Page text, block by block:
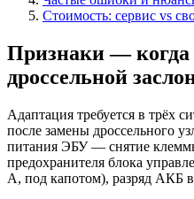
Стоимость: сервис vs
Признаки — когда
дроссельной
Адаптация требуется в трёх
после замены дроссельного
питания ЭБУ — снятие
предохранителя блока
А, под капотом), разряд АКБ